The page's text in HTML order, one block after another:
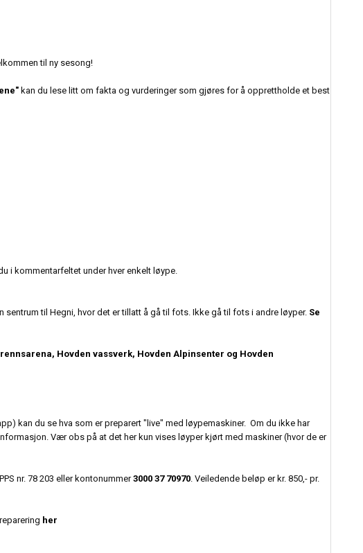
til ny sesong!
kan du lese litt om fakta og vurderinger som gjøres for å opprettholde et best
i kommentarfeltet under hver enkelt løype.
sentrum til Hegni, hvor det er tillatt å gå til fots. Ikke gå til fots i andre løyper. Se
Hovden vassverk, Hovden Alpinsenter og Hovden
kan du se hva som er preparert "live" med løypemaskiner. Om du ikke har
Vær obs på at det her kun vises løyper kjørt med maskiner (hvor de er
nr. 78 203 eller kontonummer3000 37 70970. Veiledende beløp er kr. 850,- pr.
her